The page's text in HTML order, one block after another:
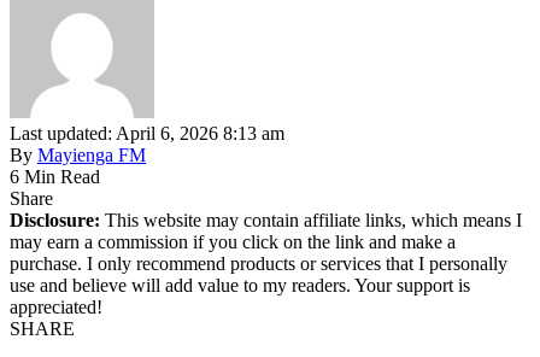
Last updated: April 6, 2026 8:13 am
By Mayienga FM
6 Min Read
Share
Disclosure: This website may contain affiliate links, which means I
may earn a commission if you click on the link and make a
purchase. I only recommend products or services that I personally
use and believe will add value to my readers. Your support is
appreciated!
SHARE